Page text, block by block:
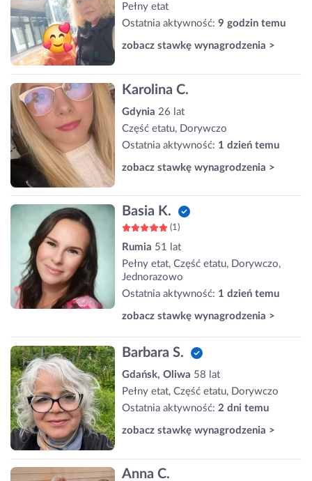
Pełny etat
Ostatnia aktywność: 9 godzin temu
zobacz stawkę wynagrodzenia >
Karolina C.
Gdynia 26 lat
Część etatu, Dorywczo
Ostatnia aktywność: 1 dzień temu
zobacz stawkę wynagrodzenia >
Basia K.
(1)
Rumia 51 lat
Pełny etat, Część etatu, Dorywczo,
Jednorazowo
Ostatnia aktywność: 1 dzień temu
zobacz stawkę wynagrodzenia >
Barbara S.
Gdańsk, Oliwa 58 lat
Pełny etat, Część etatu, Dorywczo
Ostatnia aktywność: 2 dni temu
zobacz stawkę wynagrodzenia >
Anna C.